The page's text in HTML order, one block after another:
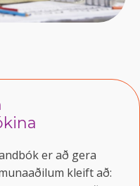
er að gera
kleift að: